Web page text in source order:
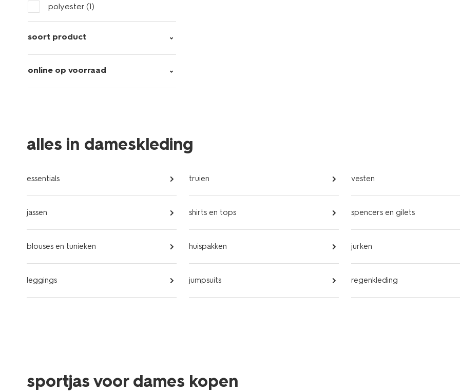
polyester (1)
soort product
online op voorraad
alles in dameskleding
essentials truien vesten
jassen shirts en tops spencers en gilets
blouses en tunieken huispakken jurken
leggings jumpsuits regenkleding
sportjas voor dames kopen